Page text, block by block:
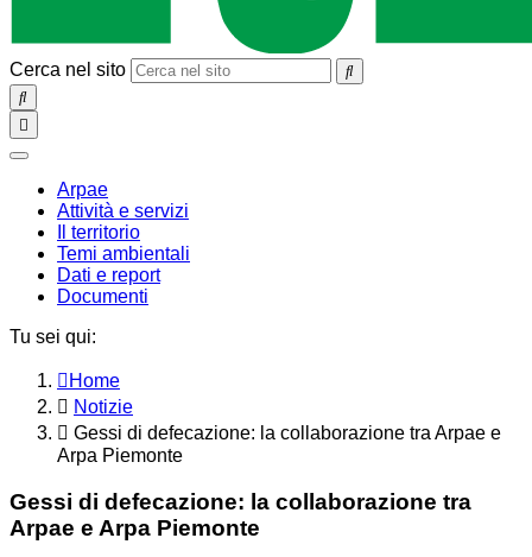
Cerca nel sito
SEARCH
Toggle
navigation
chiudi
Arpae
Attività e servizi
Il territorio
Temi ambientali
Dati e report
Documenti
Tu sei qui:
Home
Notizie
Gessi di defecazione: la collaborazione tra Arpae e
Arpa Piemonte
Gessi di defecazione: la collaborazione tra
Arpae e Arpa Piemonte